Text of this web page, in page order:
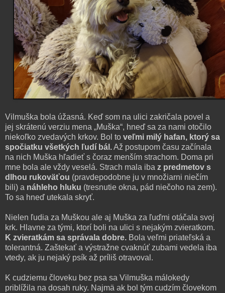
Vilmuška bola úžasná. Keď som na ulici zakričala povel a
jej skrátenú verziu mena „Muška“, hneď sa za nami otočilo
niekoľko zvedavých krkov. Bol to veľmi milý hafan, ktorý sa
spočiatku všetkých ľudí bál.Až postupom času začínala
na nich Muška hľadieť s čoraz menším strachom. Doma pri
mne bola ale vždy veselá. Strach mala iba z predmetov s
dlhou rukoväťou (pravdepodobne ju v množiarni niečím
bili) a náhleho hluku (tresnutie okna, pád niečoho na zem).
To sa hneď utekala skryť.
Nielen ľudia za Muškou ale aj Muška za ľuďmi otáčala svoj
krk. Hlavne za tými, ktorí boli na ulici s nejakým zvieratkom.
K zvieratkám sa správala dobre. Bola veľmi priateľská a
tolerantná. Zaštekať a výstražne cvaknúť zubami vedela iba
vtedy, ak ju nejaký psík až príliš otravoval.
K cudziemu človeku bez psa sa Vilmuška málokedy
priblížila na dosah ruky. Najmä ak bol tým cudzím človekom